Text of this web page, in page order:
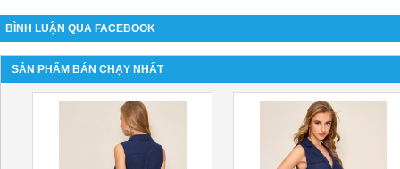
BÌNH LUẬN QUA FACEBOOK
SẢN PHẨM BÁN CHẠY NHẤT